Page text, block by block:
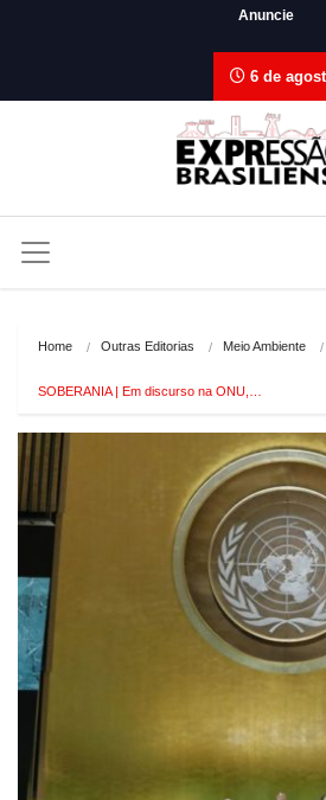
Anuncie
6 de
Home Outras Editorias Meio Ambiente
SOBERANIA | Em discurso na ONU,…